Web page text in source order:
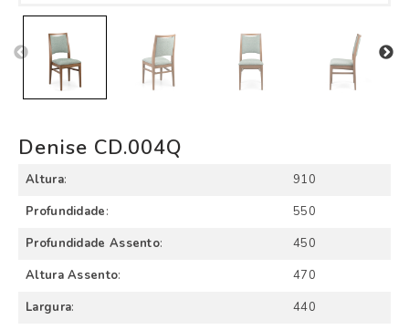
Denise CD.004Q
Altura:
910
Profundidade:
550
Profundidade Assento:
450
Altura Assento:
470
Largura:
440